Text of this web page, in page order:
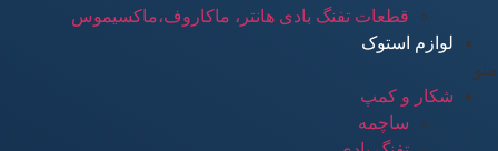
قطعات تفنگ بادی هانتر، ماکاروف،ماکسیموس
لوازم استوک
منو
شکار و کمپ
ساچمه